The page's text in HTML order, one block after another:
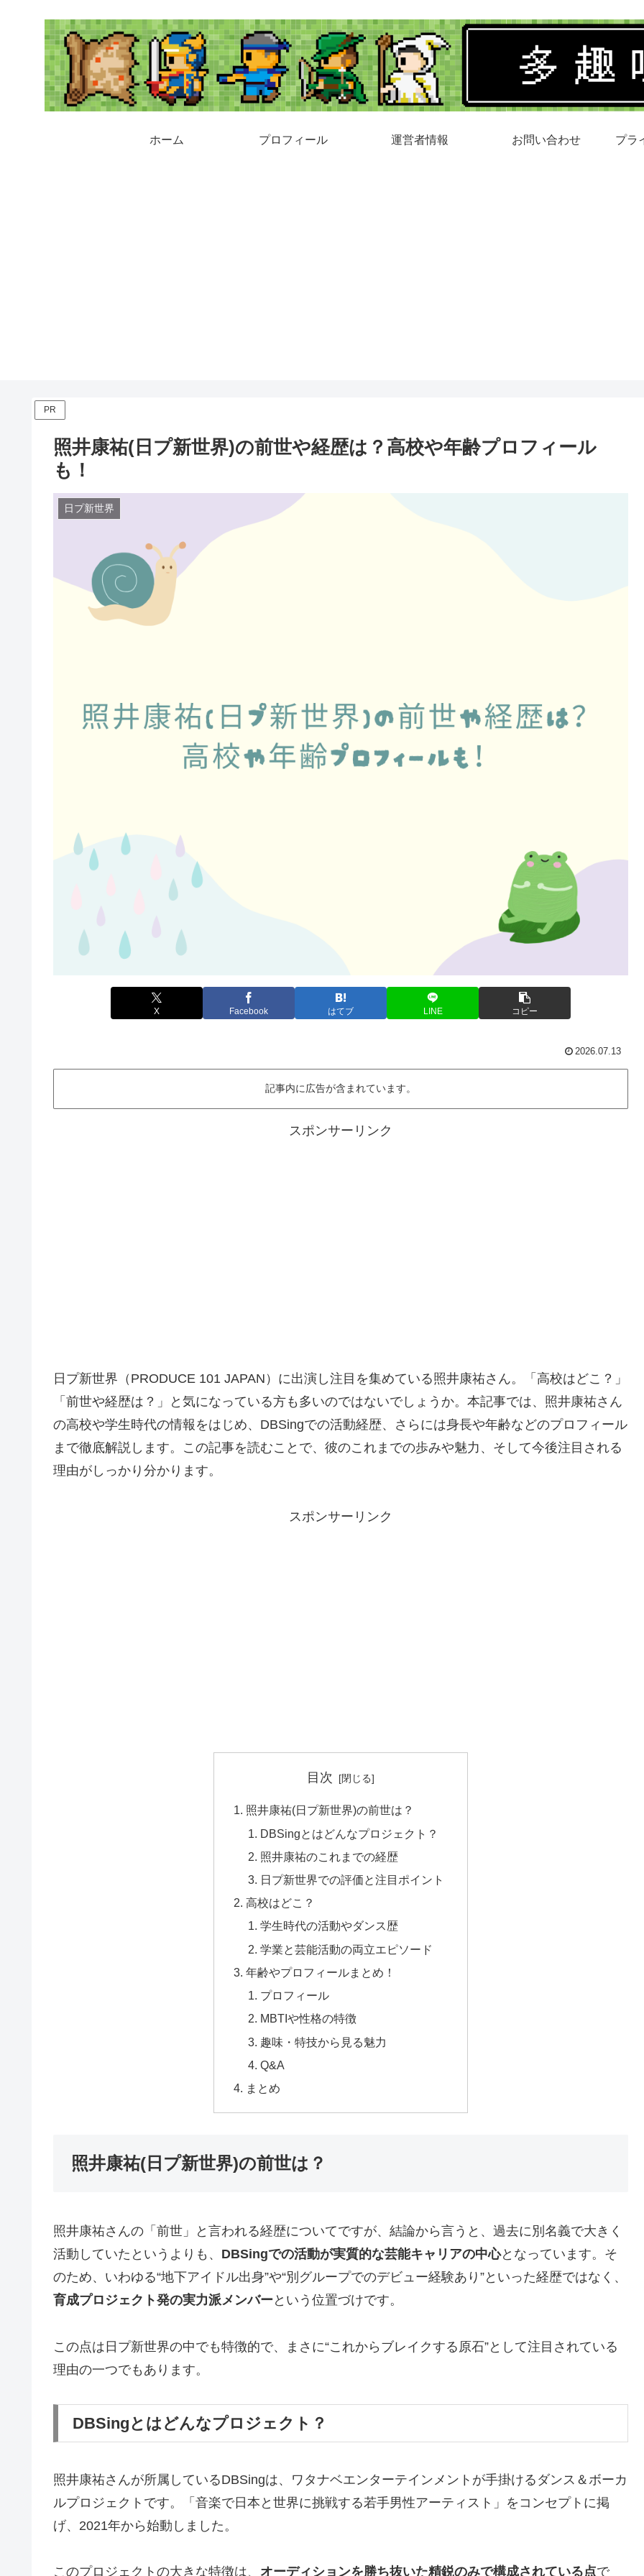
ホーム プロフィール 運営者情報 お問い合わせ プラ
PR
照井康祐(日プ新世界)の前世や経歴は？高校や年齢プロフィール
も！
日プ新世界
X Facebook はてブ LINE コピー
2026.07.13
記事内に広告が含まれています。
スポンサーリンク
日プ新世界（PRODUCE 101 JAPAN）に出演し注目を集めている照井康祐さん。「高校はどこ？」
「前世や経歴は？」と気になっている方も多いのではないでしょうか。本記事では、照井康祐さん
の高校や学生時代の情報をはじめ、DBSingでの活動経歴、さらには身長や年齢などのプロフィール
まで徹底解説します。この記事を読むことで、彼のこれまでの歩みや魅力、そして今後注目される
理由がしっかり分かります。
スポンサーリンク
目次
照井康祐(日プ新世界)の前世は？
DBSingとはどんなプロジェクト？
照井康祐のこれまでの経歴
日プ新世界での評価と注目ポイント
高校はどこ？
学生時代の活動やダンス歴
学業と芸能活動の両立エピソード
年齢やプロフィールまとめ！
プロフィール
MBTIや性格の特徴
趣味・特技から見る魅力
Q&A
まとめ
照井康祐(日プ新世界)の前世は？
照井康祐さんの「前世」と言われる経歴についてですが、結論から言うと、過去に別名義で大きく
活動していたというよりも、 DBSingでの活動が実質的な芸能キャリアの中心となっています。そ
のため、いわゆる“地下アイドル出身”や“別グループでのデビュー経験あり”といった経歴ではなく、
育成プロジェクト発の実力派メンバーという位置づけです。
この点は日プ新世界の中でも特徴的で、まさに“これからブレイクする原石”として注目されている
理由の一つでもあります。
DBSingとはどんなプロジェクト？
照井康祐さんが所属しているDBSingは、ワタナベエンターテインメントが手掛けるダンス＆ボーカ
ルプロジェクトです。「音楽で日本と世界に挑戦する若手男性アーティスト」をコンセプトに掲
げ、2021年から始動しました。
このプロジェクトの大きな特徴は、 オーディションを勝ち抜いた精鋭のみで構成されている点で